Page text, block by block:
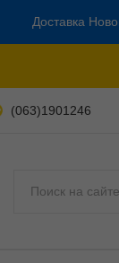
Доставка
(063)1901246